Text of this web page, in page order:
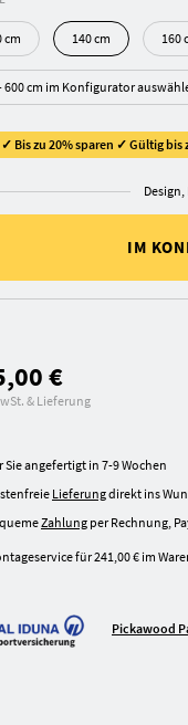
cm 140 cm 160
600 cm im Konfigurator
✓ Bis zu 20% sparen ✓ Gültig bis
IM
€
& Lieferung
Sie angefertigt in 7-9 Wochen
Lieferungdirekt ins
Zahlung per Rechnung,
für 241,00 € im
Pickawood